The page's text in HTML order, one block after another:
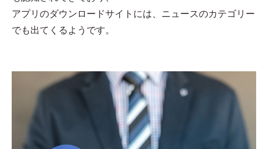
アプリのダウンロードサイトには、ニュースのカテゴリー
でも出てくるようです。